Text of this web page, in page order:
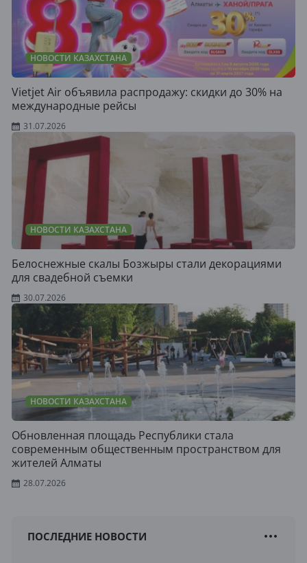
НОВОСТИ КАЗАХСТАНА
Vietjet Air объявила распродажу: скидки до 30% на
международные рейсы
31.07.2026
НОВОСТИ КАЗАХСТАНА
Белоснежные скалы Бозжыры стали декорациями
для свадебной съемки
30.07.2026
НОВОСТИ КАЗАХСТАНА
Обновленная площадь Республики стала
современным общественным пространством для
жителей Алматы
28.07.2026
ПОСЛЕДНИЕ НОВОСТИ